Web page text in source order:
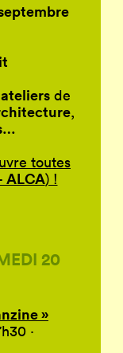
ateliersde
,
toutes
ALCA) !
20
»
·